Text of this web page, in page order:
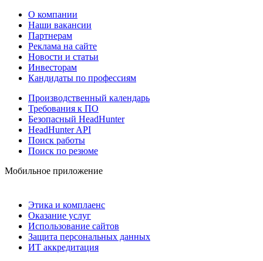
О компании
Наши вакансии
Партнерам
Реклама на сайте
Новости и статьи
Инвесторам
Кандидаты по профессиям
Производственный календарь
Требования к ПО
Безопасный HeadHunter
HeadHunter API
Поиск работы
Поиск по резюме
Мобильное приложение
Этика и комплаенс
Оказание услуг
Использование сайтов
Защита персональных данных
ИТ аккредитация